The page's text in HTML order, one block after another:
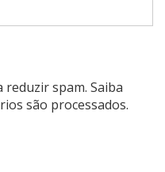
reduzir spam. Saiba
são processados.